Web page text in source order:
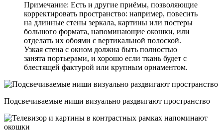
Примечание: Есть и другие приёмы, позволяющие
корректировать пространство: например, повесить
на длинные стены зеркала, картины или постеры
большого формата, напоминающие окошки, или
отделать их обоями с вертикальной полоской.
Узкая стена с окном должна быть полностью
занята портьерами, и хорошо если ткань будет с
блестящей фактурой или крупным орнаментом.
Подсвечиваемые ниши визуально раздвигают пространство